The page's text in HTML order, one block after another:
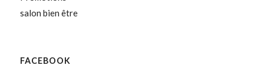
salon bien être
FACEBOOK